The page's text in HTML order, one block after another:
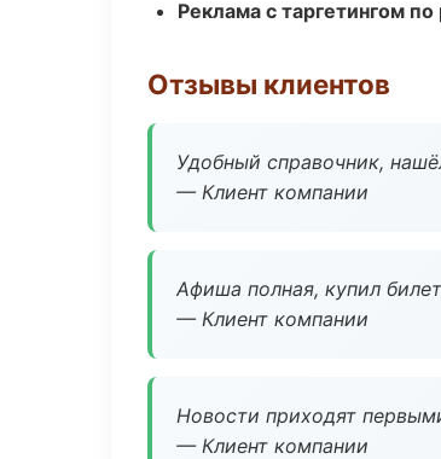
Реклама с таргетингом по
Отзывы клиентов
Удобный справочник,
— Клиент компании
Афиша полная, купил
— Клиент компании
Новости приходят
— Клиент компании